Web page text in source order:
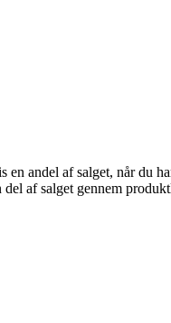
andel af salget, når du
af salget gennem